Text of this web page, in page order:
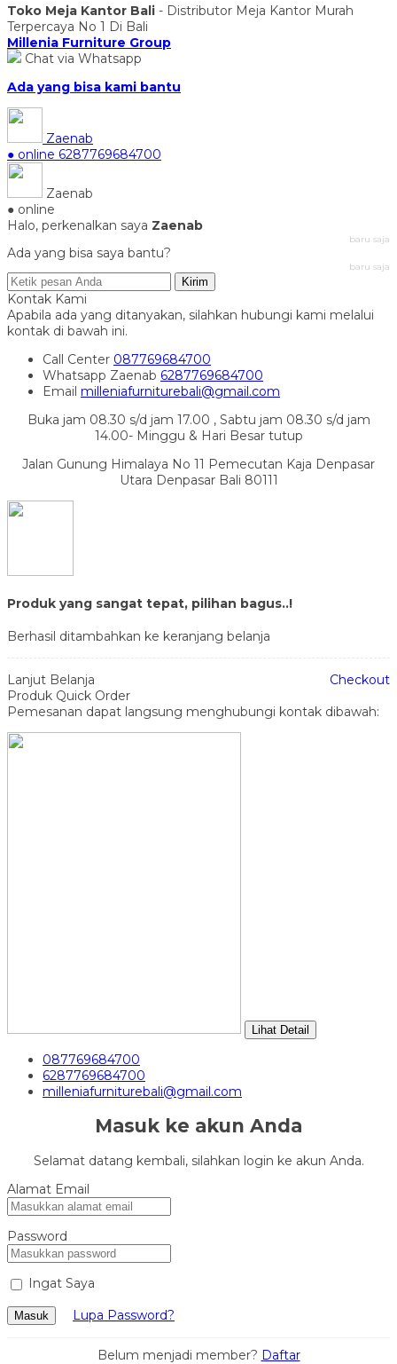
Toko Meja Kantor Bali - Distributor Meja Kantor Murah
Terpercaya No 1 Di Bali
Millenia Furniture Group
Chat via Whatsapp
Ada yang bisa kami bantu
Zaenab
● online 6287769684700
Zaenab
● online
Halo, perkenalkan saya Zaenab
baru saja
Ada yang bisa saya bantu?
baru saja
Kirim
Kontak Kami
Apabila ada yang ditanyakan, silahkan hubungi kami melalui
kontak di bawah ini.
Call Center 087769684700
Whatsapp Zaenab 6287769684700
Email milleniafurniturebali@gmail.com
Buka jam 08.30 s/d jam 17.00 , Sabtu jam 08.30 s/d jam
14.00- Minggu & Hari Besar tutup
Jalan Gunung Himalaya No 11 Pemecutan Kaja Denpasar
Utara Denpasar Bali 80111
Produk yang sangat tepat, pilihan bagus..!
Berhasil ditambahkan ke keranjang belanja
Lanjut Belanja
Checkout
Produk Quick Order
Pemesanan dapat langsung menghubungi kontak dibawah:
Lihat Detail
087769684700
6287769684700
milleniafurniturebali@gmail.com
Masuk ke akun Anda
Selamat datang kembali, silahkan login ke akun Anda.
Alamat Email
Password
Ingat Saya
Masuk Lupa Password?
Belum menjadi member? Daftar